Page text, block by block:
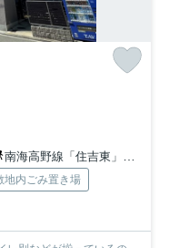
南海高野線「住吉東」駅 徒歩5分
地内ごみ置き場